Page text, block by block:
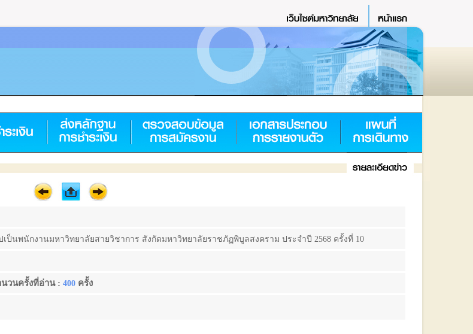
ป็นพนักงานมหาวิทยาลัยสายวิชาการ สังกัดมหาวิทยาลัยราชภัฏพิบูลสงคราม ประจำปี 2568 ครั้งที่ 10
นวนครั้งที่อ่าน : 400 ครั้ง